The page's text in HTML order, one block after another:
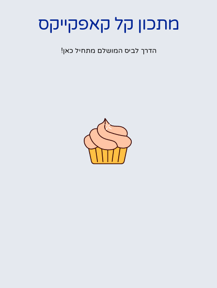
מתכון קל קאפקייקס
הדרך לביס המושלם מתחיל כאן!